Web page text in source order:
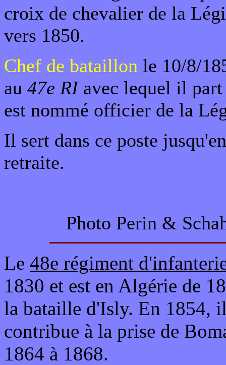
croix de chevalier de la
vers 1850.
Chef de bataillon le 10/8/
au 47e RIavec lequel il
est nommé officier de la
Il sert dans ce poste
retraite.
Photo Perin &
Le 48e régiment
1830 et est en Algérie de
la bataille d'Isly. En 1854,
contribue à la prise de
1864 à 1868.